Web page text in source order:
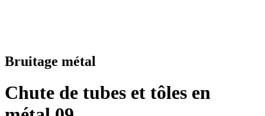
Bruitage métal
Chute de tubes et tôles en